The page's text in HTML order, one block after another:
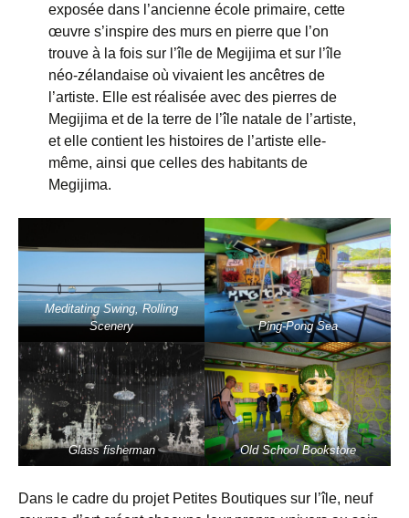
exposée dans l’ancienne école primaire, cette
œuvre s’inspire des murs en pierre que l’on
trouve à la fois sur l’île de Megijima et sur l’île
néo-zélandaise où vivaient les ancêtres de
l’artiste. Elle est réalisée avec des pierres de
Megijima et de la terre de l’île natale de l’artiste,
et elle contient les histoires de l’artiste elle-
même, ainsi que celles des habitants de
Megijima.
Meditating Swing, Rolling
Scenery
Ping-Pong Sea
Glass fisherman Old School Bookstore
Dans le cadre du projet Petites Boutiques sur l’île, neuf